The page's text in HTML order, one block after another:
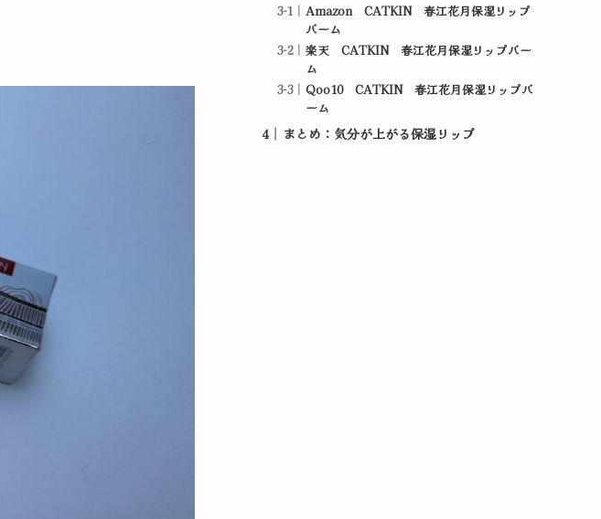
Amazon CATKIN 春江花月保湿リップ
バーム
楽天 CATKIN 春江花月保湿リップバー
ム
Qoo10 CATKIN 春江花月保湿リップバ
ーム
まとめ：気分が上がる保湿リップ